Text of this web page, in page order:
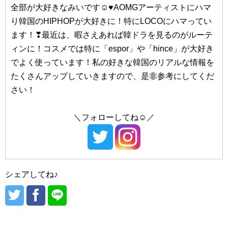
#NATURE REPUBLIC/（ネイチャーリパブリック）
#NEOGEN/（ネオゼン）
#Huxley/（ハクスリー）
#hince/（ヒンス）
#VDL/（ブイディーエル）
#heimish/（ヘイミッシュ）
#hBEIGE CHUU/（ベージュチュー）
#西面（ソミョン）
#南浦洞（ナンポドン）
#晋州（チンジュ）
全部が大好きなみいです☺♥AOMGアーティストにハマ
り韓国のHIPHOPが大好きに！特にLOCOにハマってい
ます！❣最近は、暇さえあれば韓ドラを見るのがルーテ
ィンに！コスメでは特に「espor」や「hince」が大好き
でよく使っています！私の好きな韓国のリアルな情報を
たくさんアップしていきますので、是非参考にしてくだ
さい！
＼フォローしてね☺／
シェアしてね♪